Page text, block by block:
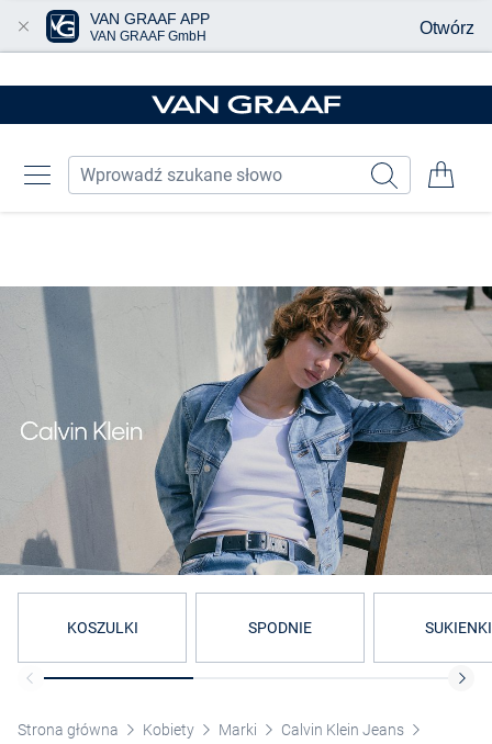
KOSZULKI SPODNIE SUKIENKI
Strona główna Kobiety Marki
Calvin Klein Jeans
VAN GRAAF APP
VAN GRAAF GmbH Otwórz